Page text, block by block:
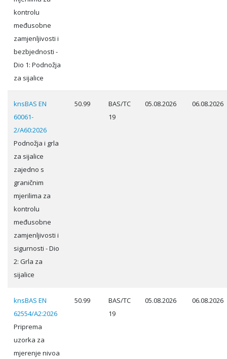
kontrolu
međusobne
zamjenljivosti i
bezbjednosti -
Dio 1: Podnožja
za sijalice
knsBAS EN
60061-
2/A60:2026
Podnožja i grla
za sijalice
zajedno s
graničnim
mjerilima za
kontrolu
međusobne
zamjenljivosti i
sigurnosti - Dio
2: Grla za
sijalice
50.99
BAS/TC
19
05.08.2026 06.08.2026
knsBAS EN
62554/A2:2026
Priprema
uzorka za
mjerenje nivoa
50.99
BAS/TC
19
05.08.2026 06.08.2026